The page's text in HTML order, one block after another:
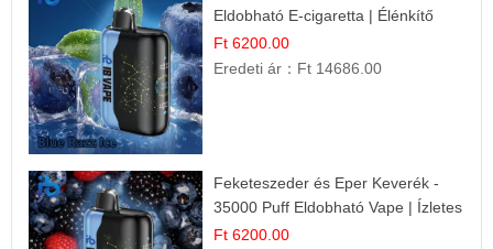
Eldobható E-cigaretta | Élénkítő
Gyümölcsös Frissesség!
Ft 6200.00
Eredeti ár： Ft 14686.00
Feketeszeder és Eper Keverék -
35000 Puff Eldobható Vape | Ízletes
Gyümölcsökombináció!
Ft 6200.00